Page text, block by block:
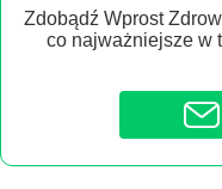
Zdobądź Wprost
co najważniejsze w